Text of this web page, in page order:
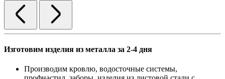
Изготовим изделия из металла за 2-4 дня
Производим кровлю, водосточные системы,